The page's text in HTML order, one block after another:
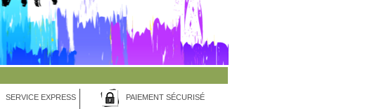
SERVICE EXPRESS PAIEMENT SÉCURISÉ